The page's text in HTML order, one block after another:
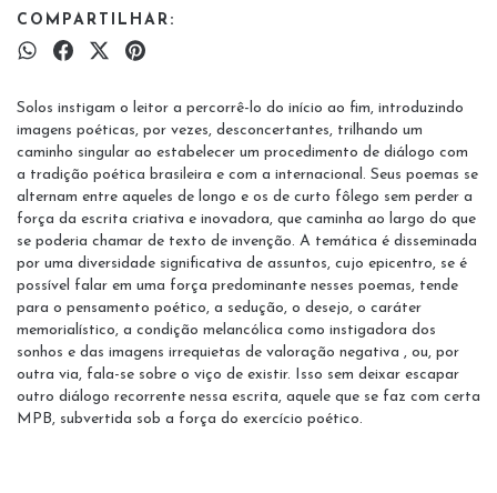
COMPARTILHAR:
Solos instigam o leitor a percorrê-lo do início ao fim, introduzindo
imagens poéticas, por vezes, desconcertantes, trilhando um
caminho singular ao estabelecer um procedimento de diálogo com
a tradição poética brasileira e com a internacional. Seus poemas se
alternam entre aqueles de longo e os de curto fôlego sem perder a
força da escrita criativa e inovadora, que caminha ao largo do que
se poderia chamar de texto de invenção. A temática é disseminada
por uma diversidade significativa de assuntos, cujo epicentro, se é
possível falar em uma força predominante nesses poemas, tende
para o pensamento poético, a sedução, o desejo, o caráter
memorialístico, a condição melancólica como instigadora dos
sonhos e das imagens irrequietas de valoração negativa , ou, por
outra via, fala-se sobre o viço de existir. Isso sem deixar escapar
outro diálogo recorrente nessa escrita, aquele que se faz com certa
MPB, subvertida sob a força do exercício poético.